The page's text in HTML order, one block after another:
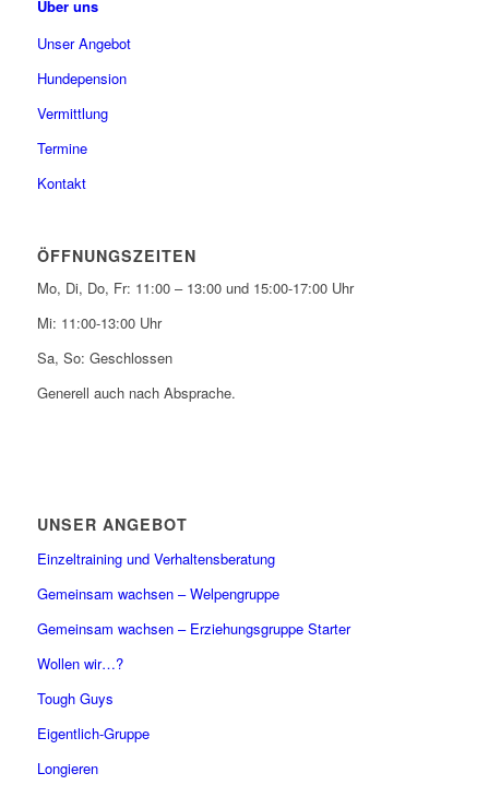
Über uns
Unser Angebot
Hundepension
Vermittlung
Termine
Kontakt
ÖFFNUNGSZEITEN
Mo, Di, Do, Fr: 11:00 – 13:00 und 15:00-17:00 Uhr
Mi: 11:00-13:00 Uhr
Sa, So: Geschlossen
Generell auch nach Absprache.
UNSER ANGEBOT
Einzeltraining und Verhaltensberatung
Gemeinsam wachsen – Welpengruppe
Gemeinsam wachsen – Erziehungsgruppe Starter
Wollen wir…?
Tough Guys
Eigentlich-Gruppe
Longieren